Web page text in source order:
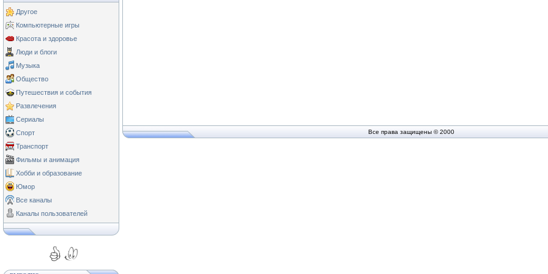
Другое
Компьютерные игры
Красота и здоровье
Люди и блоги
Музыка
Общество
Путешествия и события
Развлечения
Сериалы
Спорт
Транспорт
Фильмы и анимация
Хобби и образование
Юмор
Все каналы
Каналы пользователей
Все права защищены © 2000